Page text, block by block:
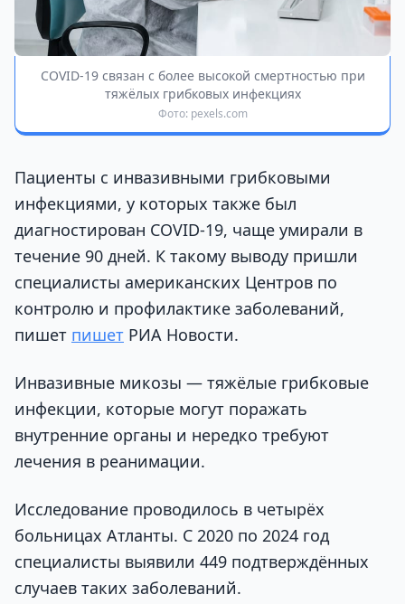
COVID-19 связан с более высокой смертностью при
тяжёлых грибковых инфекциях
Фото: pexels.com
Пациенты с инвазивными грибковыми
инфекциями, у которых также был
диагностирован COVID-19, чаще умирали в
течение 90 дней. К такому выводу пришли
специалисты американских Центров по
контролю и профилактике заболеваний,
пишет пишет РИА Новости.
Инвазивные микозы — тяжёлые грибковые
инфекции, которые могут поражать
внутренние органы и нередко требуют
лечения в реанимации.
Исследование проводилось в четырёх
больницах Атланты. С 2020 по 2024 год
специалисты выявили 449 подтверждённых
случаев таких заболеваний.